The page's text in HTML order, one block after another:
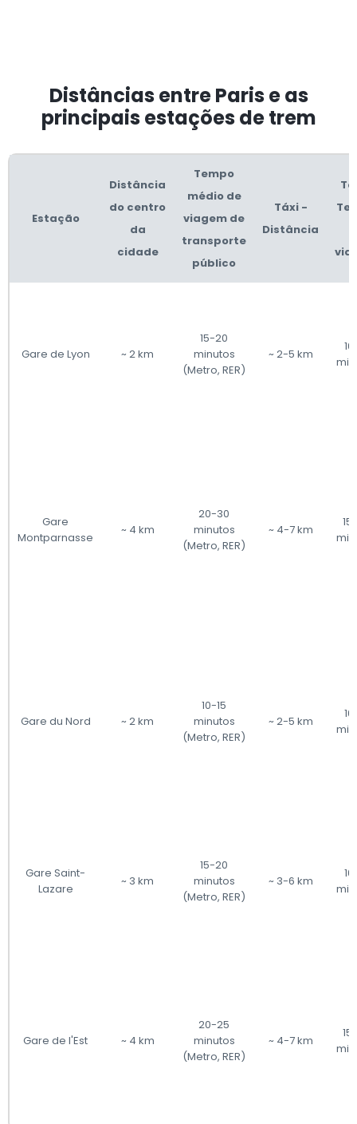
Distâncias entre Paris e as
principais estações de trem
Estação
Distância
do centro
da
cidade
Tempo
médio de
viagem de
transporte
público
Táxi -
Distância
Gare de Lyon ~ 2 km
15-20
minutos
(Metro, RER)
~ 2-5 km
Gare
Montparnasse
~ 4 km
20-30
minutos
(Metro, RER)
~ 4-7 km
Gare du Nord ~ 2 km
10-15
minutos
(Metro, RER)
~ 2-5 km
Gare Saint-
Lazare
~ 3 km
15-20
minutos
(Metro, RER)
~ 3-6 km
Gare de l'Est ~ 4 km
20-25
minutos
(Metro, RER)
~ 4-7 km